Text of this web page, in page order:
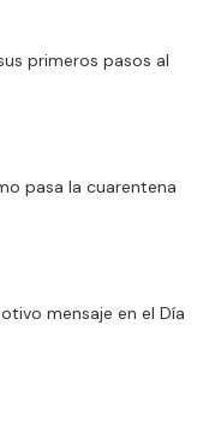
primeros pasos al
pasa la cuarentena
mensaje en el Día